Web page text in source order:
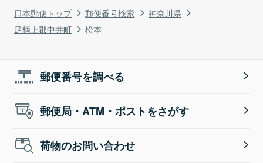
日本郵便トップ 郵便番号検索
神奈川県
足柄上郡中井町
松本
郵便番号を調べる
郵便局・ATM・ポストをさがす
荷物のお問い合わせ